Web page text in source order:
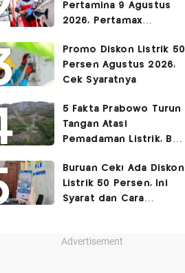
Pertamina 9 Agustus
2026, Pertamax
Promo Diskon Listrik 50
Persen Agustus 2026,
Cek Syaratnya
5 Fakta Prabowo Turun
Tangan Atasi
Pemadaman Listrik, BBM
Buruan Cek! Ada Diskon
Listrik 50 Persen, Ini
Syarat dan Cara
Advertisement